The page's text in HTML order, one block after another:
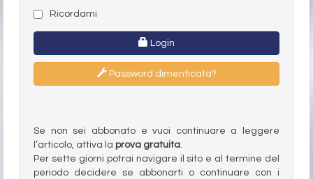
Ricordami
Login
Password dimenticata?
Se non sei abbonato e vuoi continuare a leggere
l’articolo, attiva la prova gratuita.
Per sette giorni potrai navigare il sito e al termine del
periodo decidere se abbonarti o continuare con i